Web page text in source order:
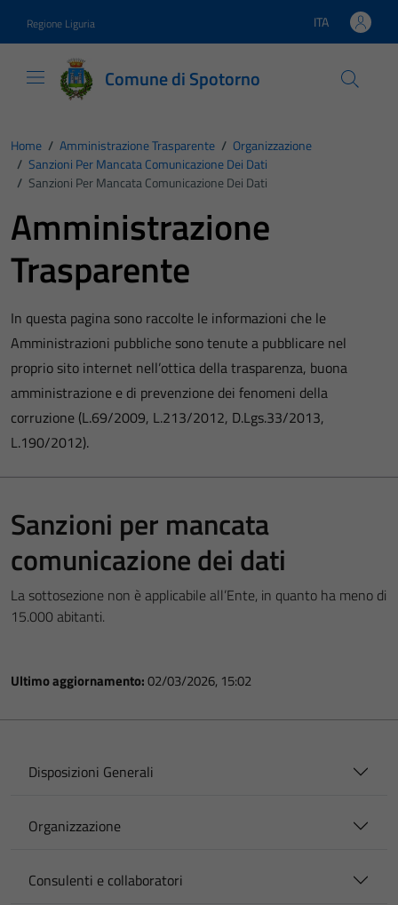
Regione Liguria Lingua attiva:
ITA
Comune di Spotorno
Home / Amministrazione Trasparente / Organizzazione
/ Sanzioni Per Mancata Comunicazione Dei Dati
/ Sanzioni Per Mancata Comunicazione Dei Dati
Amministrazione
Trasparente
In questa pagina sono raccolte le informazioni che le
Amministrazioni pubbliche sono tenute a pubblicare nel
proprio sito internet nell’ottica della trasparenza, buona
amministrazione e di prevenzione dei fenomeni della
corruzione (L.69/2009, L.213/2012, D.Lgs.33/2013,
L.190/2012).
Sanzioni per mancata
comunicazione dei dati
La sottosezione non è applicabile all’Ente, in quanto ha meno di
15.000 abitanti.
Ultimo aggiornamento:02/03/2026, 15:02
Disposizioni Generali
Organizzazione
Consulenti e collaboratori